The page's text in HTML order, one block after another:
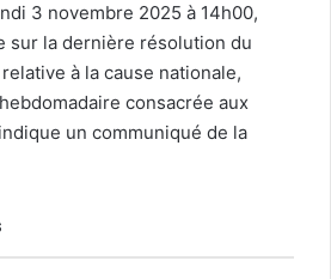
3 novembre 2025 à 14h00,
sur la dernière résolution du
à la cause nationale,
consacrée aux
un communiqué de la